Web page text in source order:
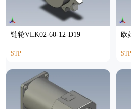
链轮VLK02-60-12-D19
STP
欧
STP